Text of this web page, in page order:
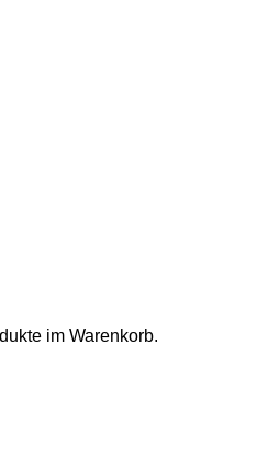
im Warenkorb.